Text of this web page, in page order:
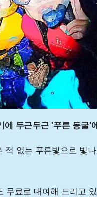
에 두근두근 '푸른 동굴'
없는 푸른빛으로 빛
무료로 대여해 드리고